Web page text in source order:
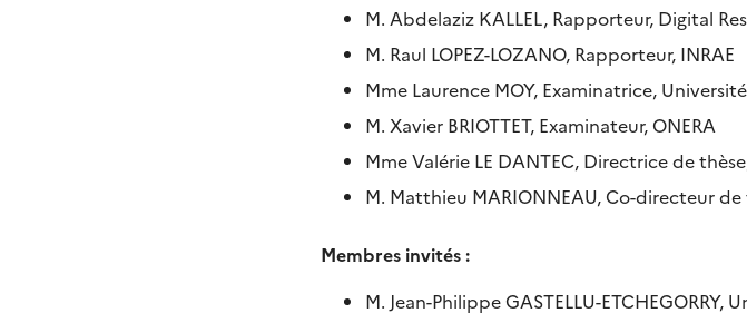
M. Abdelaziz KALLEL, Rapporteur, Digital
M. Raul LOPEZ-LOZANO, Rapporteur, INRAE
Mme Laurence MOY, Examinatrice,
M. Xavier BRIOTTET, Examinateur, ONERA
Mme Valérie LE DANTEC, Directrice de
M. Matthieu MARIONNEAU, Co-directeur
Membres invités :
M. Jean-Philippe GASTELLU-ETCHEGORRY,